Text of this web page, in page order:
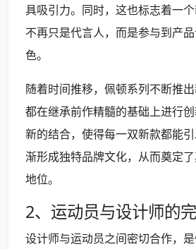
具吸引力。同时，这也标志着一
不再只是代言人，而是参与到产
色。
随着时间推移，佩顿系列不断推
都在继承前作精髓的基础上进行
新的结合，使得每一双新款都能
渐形成独特品牌文化，从而奠定
地位。
2、运动员与设计师的
设计师与运动员之间密切合作，